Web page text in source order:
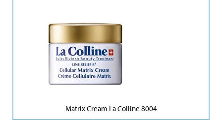
Matrix Cream La Colline 8004